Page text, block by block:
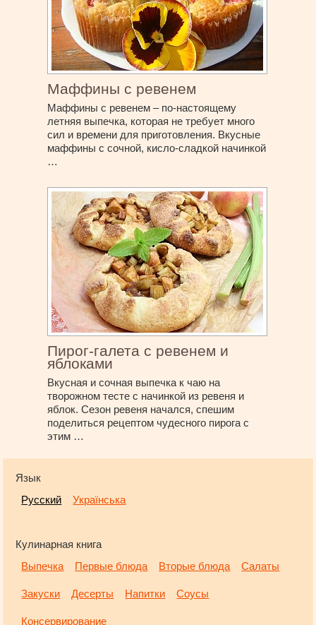
Маффины с ревенем
Маффины с ревенем – по-настоящему
летняя выпечка, которая не требует много
сил и времени для приготовления. Вкусные
маффины с сочной, кисло-сладкой начинкой
…
Пирог-галета с ревенем и
яблоками
Вкусная и сочная выпечка к чаю на
творожном тесте с начинкой из ревеня и
яблок. Сезон ревеня начался, спешим
поделиться рецептом чудесного пирога с
этим …
Язык
Русский
Українська
Кулинарная книга
Выпечка
Первые блюда Вторые блюда Салаты
Закуски Десерты Напитки Соусы
Консервирование